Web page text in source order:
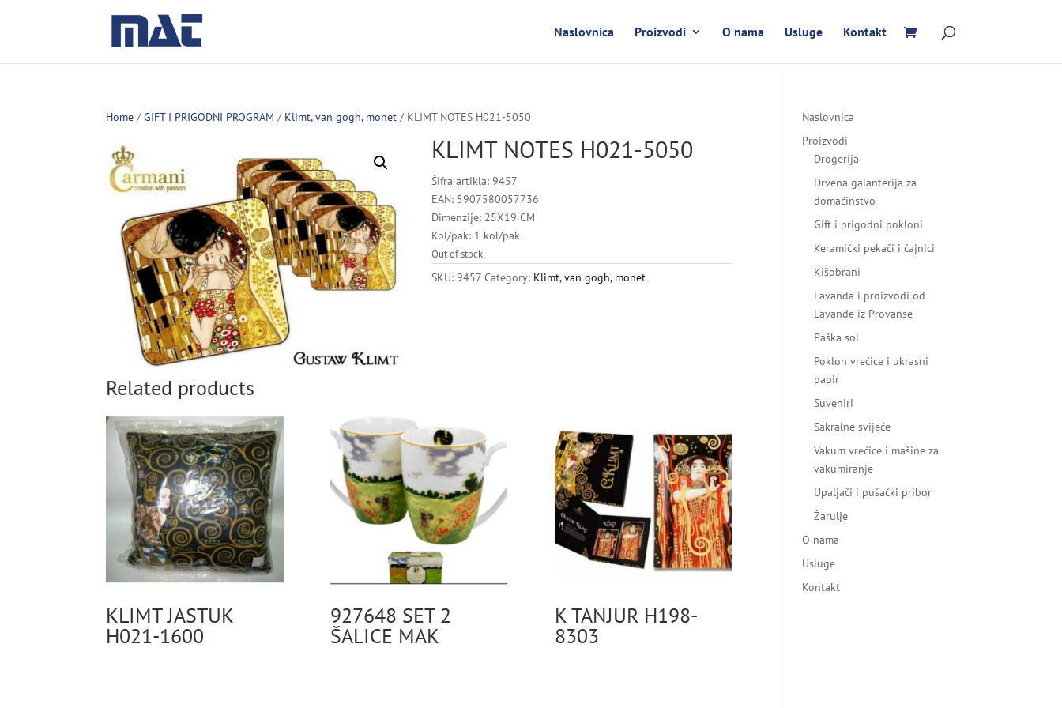
Naslovnica Proizvodi O nama Usluge Kontakt
Home /GIFT I PRIGODNI PROGRAM / Klimt, van gogh, monet / KLIMT NOTES H021-5050
KLIMT NOTES H021-5050
Šifra artikla: 9457
EAN: 5907580057736
Dimenzije: 25X19 CM
Kol/pak: 1 kol/pak
Out of stock
SKU:9457 Category: Klimt, van gogh, monet
Related products
KLIMT JASTUK
H021-1600
927648 SET 2
ŠALICE MAK
K TANJUR H198-
8303
Naslovnica
Proizvodi
Drogerija
Drvena galanterija za
domaćinstvo
Gift i prigodni pokloni
Keramički pekači i čajnici
Kišobrani
Lavanda i proizvodi od
Lavande iz Provanse
Paška sol
Poklon vrećice i ukrasni
papir
Suveniri
Sakralne svijeće
Vakum vrećice i mašine za
vakumiranje
Upaljači i pušački pribor
Žarulje
O nama
Usluge
Kontakt